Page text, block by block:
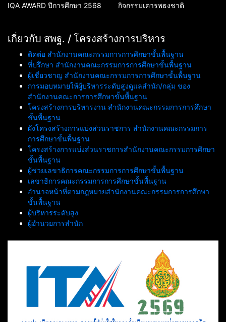
IQA AWARD ปีการศึกษา 2568 กิจกรรมเคารพธงชาติ
เกี่ยวกับ สพฐ. / โครงสร้างการบริหาร
ติดต่อ สำนักงานคณะกรรมการการศึกษาขั้นพื้นฐาน
ที่ปรึกษา สำนักงานคณะกรรมการการศึกษาขั้นพื้นฐาน
ผู้เชี่ยวชาญ สำนักงานคณะกรรมการการศึกษาขั้นพื้นฐาน
การมอบหมายให้ผู้บริหารระดับสูงดูแลสำนัก/กลุ่ม ของ
สำนักงานคณะการการศึกษาขั้นพื้นฐาน
โครงสร้างการบริหารงาน สำนักงานคณะกรรมการการศึกษา
ขั้นพื้นฐาน
ผังโครงสร้างการแบ่งส่วนราชการ สำนักงานคณะกรรมการ
การศึกษาขั้นพื้นฐาน
โครงสร้างการแบ่งส่วนราชการสำนักงานคณะกรรมการศึกษา
ขั้นพื้นฐาน
ผู้ช่วยเลขาธิการคณะกรรมการการศึกษาขั้นพื้นฐาน
เลขาธิการคณะกรรมการการศึกษาขั้นพื้นฐาน
อำนาจหน้าที่ตามกฎหมายสำนักงานคณะกรรมการการศึกษา
ขั้นพื้นฐาน
ผู้บริหารระดับสูง
ผู้อำนวยการสำนัก